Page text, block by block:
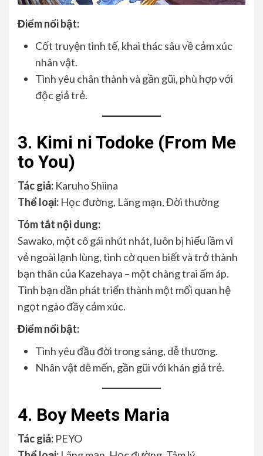
Điểm nổi bật:
Cốt truyện tinh tế, khai thác sâu về cảm xúc
nhân vật.
Tình yêu chân thành và gần gũi, phù hợp với
độc giả trẻ.
3. Kimi ni Todoke (From Me
to You)
Tác giả: Karuho Shiina
Thể loại: Học đường, Lãng mạn, Đời thường
Tóm tắt nội dung:
Sawako, một cô gái nhút nhát, luôn bị hiểu lầm vì
vẻ ngoài lạnh lùng, tình cờ quen biết và trở thành
bạn thân của Kazehaya – một chàng trai ấm áp.
Tình bạn dần phát triển thành một mối quan hệ
ngọt ngào đầy cảm xúc.
Điểm nổi bật:
Tình yêu đầu đời trong sáng, dễ thương.
Nhân vật dễ mến, gần gũi với khán giả trẻ.
4. Boy Meets Maria
Tác giả: PEYO